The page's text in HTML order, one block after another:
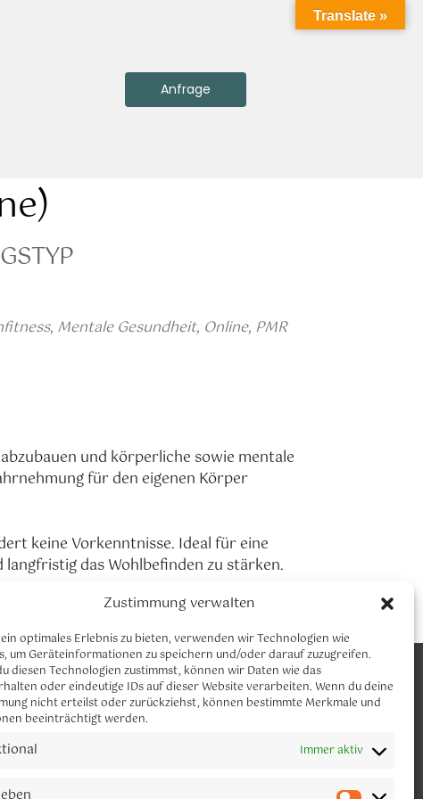
Zustimmung verwalten
optimales Erlebnis zu bieten, verwenden wir Technologien wie
um Geräteinformationen zu speichern und/oder darauf zuzugreifen.
diesen Technologien zustimmst, können wir Daten wie das
oder eindeutige IDs auf dieser Website verarbeiten. Wenn du deine
nicht erteilst oder zurückziehst, können bestimmte Merkmale und
beeinträchtigt werden.
Immer aktiv
Anfrage
, Mentale Gesundheit, Online, PMR
und körperliche sowie mentale
für den eigenen Körper
keine Vorkenntnisse. Ideal für eine
das Wohlbefinden zu stärken.
CLAUDIA NEUMANN YOGA
Let´s connect
Melde dich gerne für meinen Newsletter
Translate »